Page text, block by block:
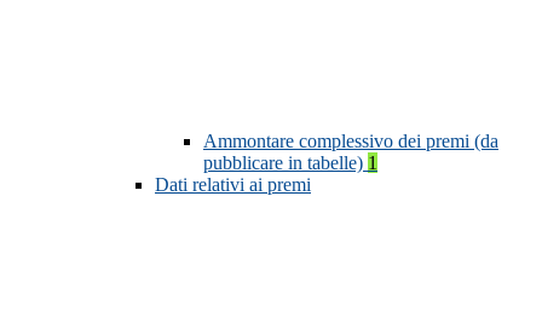
Ammontare complessivo dei premi (da
pubblicare in tabelle) 1
Dati relativi ai premi